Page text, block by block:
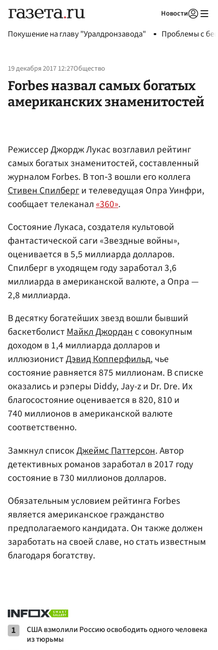
Новости
Покушение на главу "Уралдронзавода" Проблемы с
19 декабря 2017 12:27Общество
Forbes назвал самых богатых
американских знаменитостей
Режиссер Джордж Лукас возглавил рейтинг
самых богатых знаменитостей, составленный
журналом Forbes. В топ‐3 вошли его коллега
Стивен Спилберги телеведущая Опра Уинфри,
сообщает телеканал«360».
Состояние Лукаса, создателя культовой
фантастической саги «Звездные войны»,
оценивается в 5,5 миллиарда долларов.
Спилберг в уходящем году заработал 3,6
миллиарда в американской валюте, а Опра —
2,8 миллиарда.
В десятку богатейших звезд вошли бывший
баскетболистМайкл Джорданс совокупным
доходом в 1,4 миллиарда долларов и
иллюзионистДэвид Копперфильд, чье
состояние равняется 875 миллионам. В списке
оказались и рэперы Diddy, Jay-z и Dr. Dre. Их
благосостояние оценивается в 820, 810 и
740 миллионов в американской валюте
соответственно.
Замкнул списокДжеймс Паттерсон. Автор
детективных романов заработал в 2017 году
состояние в 730 миллионов долларов.
Обязательным условием рейтинга Forbes
является американское гражданство
предполагаемого кандидата. Он также должен
заработать на своей славе, но стать известным
благодаря богатству.
1
США взмолили Россию освободить одного человека
из тюрьмы